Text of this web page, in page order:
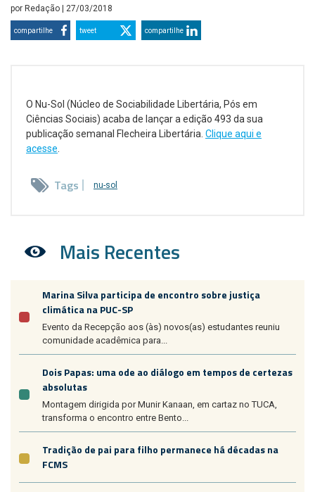
por Redação | 27/03/2018
compartilhe tweet compartilhe
O Nu-Sol (Núcleo de Sociabilidade Libertária, Pós em
Ciências Sociais) acaba de lançar a edição 493 da sua
publicação semanal Flecheira Libertária. Clique aqui e
acesse
Tags nu-sol
Mais Recentes
Marina Silva participa de encontro sobre justiça
climática na PUC-SP
Evento da Recepção aos (às) novos(as) estudantes reuniu
comunidade acadêmica para...
Dois Papas: uma ode ao diálogo em tempos de certezas
absolutas
Montagem dirigida por Munir Kanaan, em cartaz no TUCA,
transforma o encontro entre Bento...
Tradição de pai para filho permanece há décadas na
FCMS